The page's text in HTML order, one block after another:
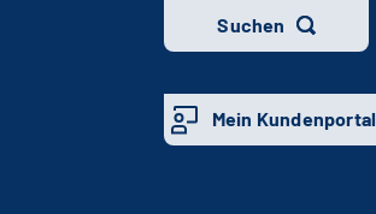
Suchen
Mein Kundenportal